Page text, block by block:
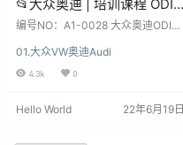
📂大众奥迪 | 培训课程 ODIS
诊断系统 工程师系统 电路图
统 转向机等技术培训课程 56
集(6.4G)
编号NO：A1-0028 大众奥迪ODIS
统 转向机等技术培训 56集（6.4G）
关 键 字 ：大众奥迪ODIS诊断系统
电气基础 电路图基础 本套资源：本
01.大众VW奥迪Audi
4.3k 0
Hello World 22年6月19日